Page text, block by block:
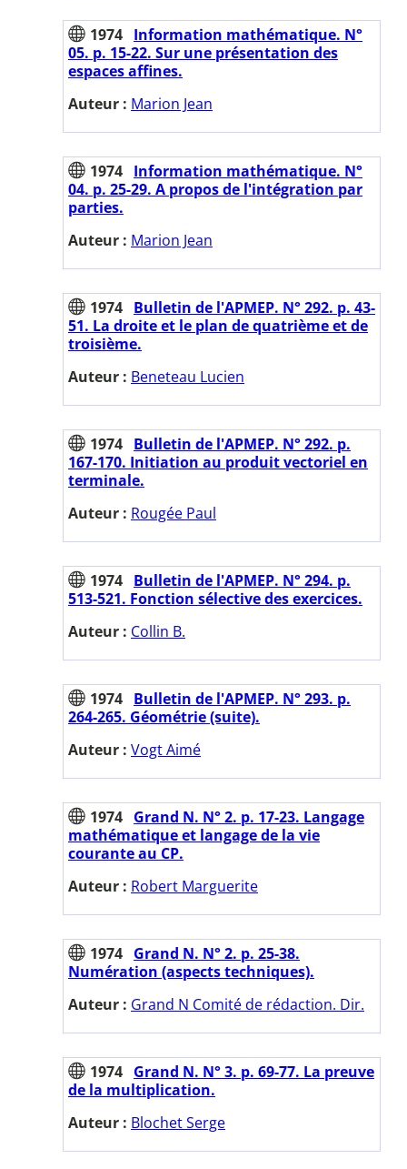
1974 Information mathématique. N°
05. p. 15-22. Sur une présentation des
espaces affines.
Auteur : Marion Jean
1974 Information mathématique. N°
04. p. 25-29. A propos de l'intégration par
parties.
Auteur : Marion Jean
1974 Bulletin de l'APMEP. N° 292. p. 43-
51. La droite et le plan de quatrième et de
troisième.
Auteur : Beneteau Lucien
1974 Bulletin de l'APMEP. N° 292. p.
167-170. Initiation au produit vectoriel en
terminale.
Auteur : Rougée Paul
1974 Bulletin de l'APMEP. N° 294. p.
513-521. Fonction sélective des exercices.
Auteur : Collin B.
1974 Bulletin de l'APMEP. N° 293. p.
264-265. Géométrie (suite).
Auteur : Vogt Aimé
1974 Grand N. N° 2. p. 17-23. Langage
mathématique et langage de la vie
courante au CP.
Auteur : Robert Marguerite
1974 Grand N. N° 2. p. 25-38.
Numération (aspects techniques).
Auteur : Grand N Comité de rédaction. Dir.
1974 Grand N. N° 3. p. 69-77. La preuve
de la multiplication.
Auteur : Blochet Serge